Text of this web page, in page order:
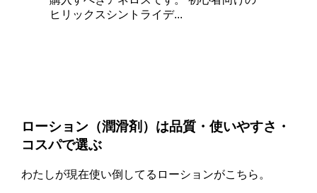
ヒリックスシントライデ...
ローション（潤滑剤）は品質・使いやすさ・
コスパで選ぶ
わたしが現在使い倒してるローションがこちら。